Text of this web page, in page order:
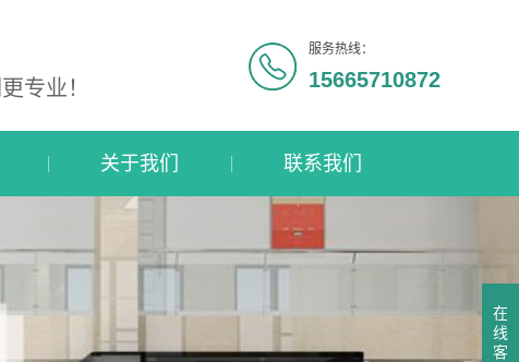
服务热线：
15665710872
专业！
关于我们 联系我们
在
线
客